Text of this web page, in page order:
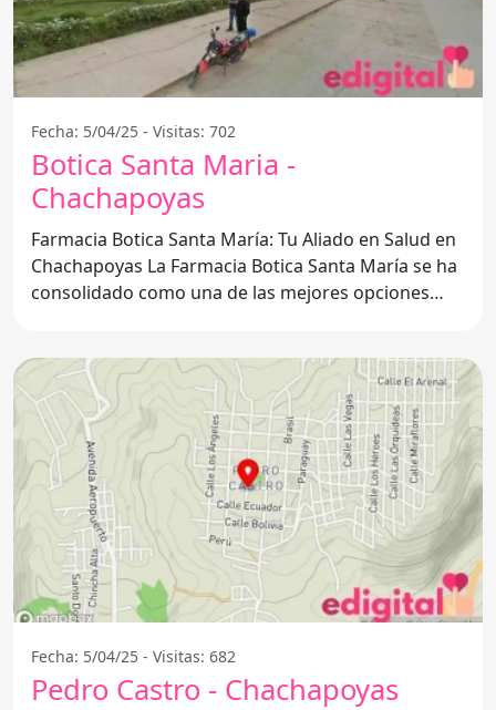
Fecha: 5/04/25 - Visitas: 702
Botica Santa Maria -
Chachapoyas
Farmacia Botica Santa María: Tu Aliado en Salud en
Chachapoyas La Farmacia Botica Santa María se ha
consolidado como una de las mejores opciones
Fecha: 5/04/25 - Visitas: 682
Pedro Castro - Chachapoyas